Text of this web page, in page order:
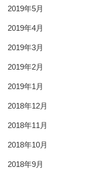
2019年5月
2019年4月
2019年3月
2019年2月
2019年1月
2018年12月
2018年11月
2018年10月
2018年9月